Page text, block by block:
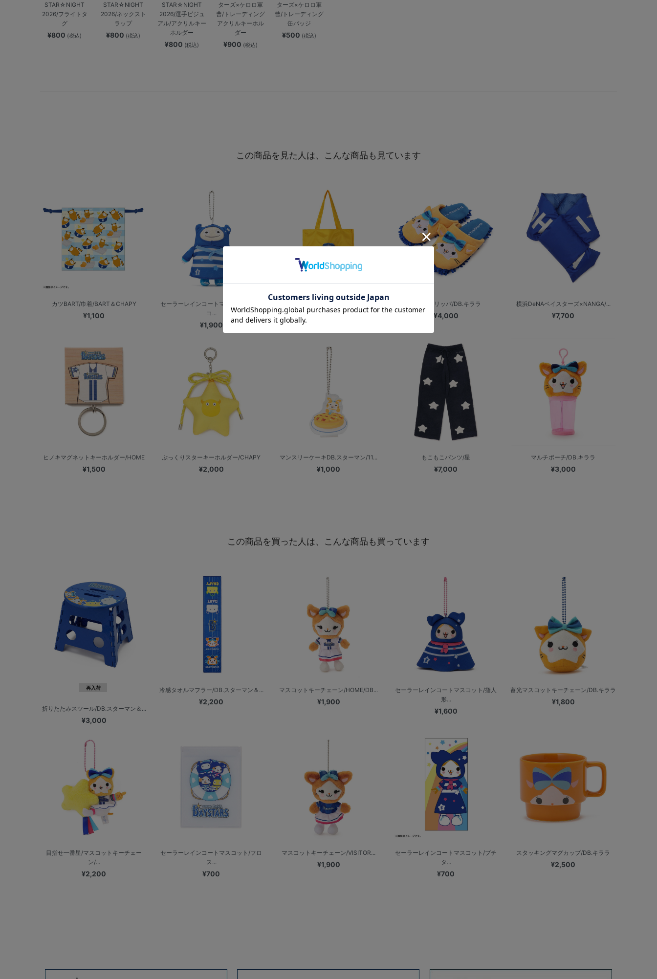
STAR☆NIGHT
2026/フライトタ
グ
¥800 (税込)
STAR☆NIGHT
2026/ネックスト
ラップ
¥800 (税込)
STAR☆NIGHT
2026/選手ビジュ
アル/アクリルキー
ホルダー
¥800 (税込)
ターズ×ケロロ軍
曹/トレーディング
アクリルキーホル
ダー
¥900 (税込)
ターズ×ケロロ軍
曹/トレーディング
缶バッジ
¥500 (税込)
この商品を見た人は、こんな商品も見ています
カツBART/巾着/BART＆CHAPY
¥1,100
セーラーレインコートマスコット/マス
コ...
¥1,900
フェイストート/CHAPY モップスリッパ/DB.キララ
¥4,000
横浜DeNAベイスターズ×NANGA/...
¥7,700
ヒノキマグネットキーホルダー/HOME
¥1,500
ぷっくりスターキーホルダー/CHAPY
¥2,000
マンスリーケーキDB.スターマン/11...
¥1,000
もこもこパンツ/星
¥7,000
マルチポーチ/DB.キララ
¥3,000
この商品を買った人は、こんな商品も買っています
再入荷
折りたたみスツール/DB.スターマン＆...
¥3,000
冷感タオルマフラー/DB.スターマン＆...
¥2,200
マスコットキーチェーン/HOME/DB...
¥1,900
セーラーレインコートマスコット/指人
形...
¥1,600
蓄光マスコットキーチェーン/DB.キララ
¥1,800
目指せ一番星/マスコットキーチェー
ン/...
¥2,200
セーラーレインコートマスコット/フロ
ス...
¥700
マスコットキーチェーン/VISITOR...
¥1,900
セーラーレインコートマスコット/プチ
タ...
¥700
スタッキングマグカップ/DB.キララ
¥2,500